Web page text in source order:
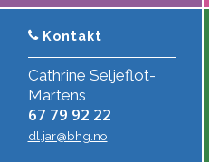
Kontakt
Cathrine Seljeflot-
Martens
67 79 92 22
dl.jar@bhg.no